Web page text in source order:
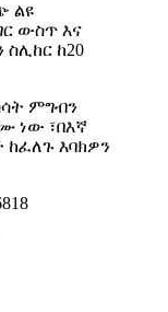
ልዩ
ውስጥ እና
ስሊከር ከ20
ምግብን
ነው ፣በእኛ
እባክዎን